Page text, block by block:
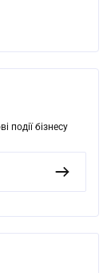
події бізнесу